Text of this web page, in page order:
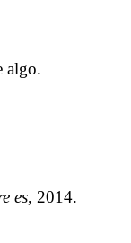
algo.
es, 2014.